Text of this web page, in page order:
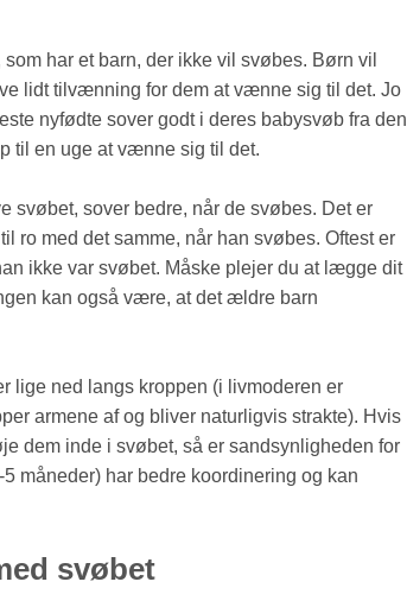
har et barn, der ikke vil svøbes. Børn vil
lidt tilvænning for dem at vænne sig til det. Jo
nyfødte sover godt i deres babysvøb fra den
til en uge at vænne sig til det.
sover bedre, når de svøbes. Det er
ro med det samme, når han svøbes. Oftest er
ikke var svøbet. Måske plejer du at lægge dit
kan også være, at det ældre barn
lige ned langs kroppen (i livmoderen er
armene af og bliver naturligvis strakte). Hvis
dem inde i svøbet, så er sandsynligheden for
måneder) har bedre koordinering og kan
svøbet